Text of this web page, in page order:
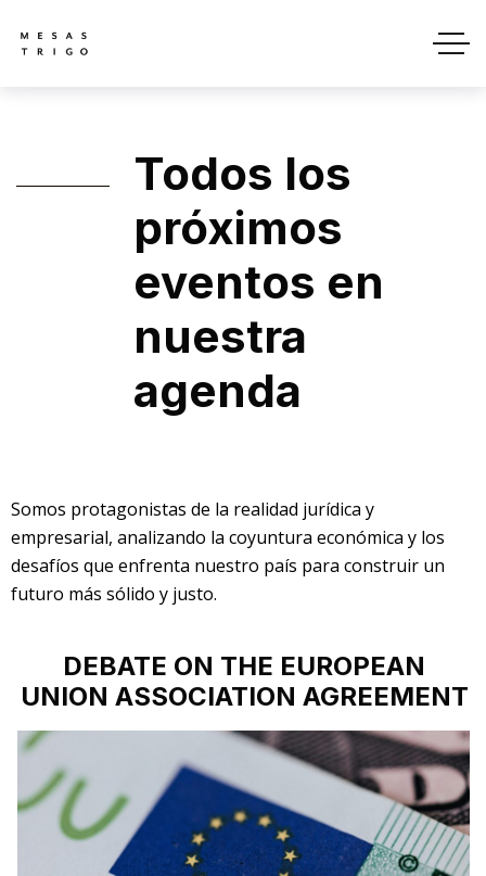
Todos los
próximos
eventos en
nuestra
agenda
Somos protagonistas de la realidad jurídica y
empresarial, analizando la coyuntura económica y los
desafíos que enfrenta nuestro país para construir un
futuro más sólido y justo.
DEBATE ON THE EUROPEAN
UNION ASSOCIATION AGREEMENT